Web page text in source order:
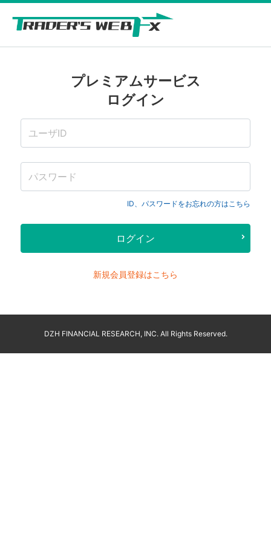
プレミアムサービス
ログイン
ID、パスワードをお忘れの方はこちら
新規会員登録はこちら
DZH FINANCIAL RESEARCH, INC. All Rights Reserved.